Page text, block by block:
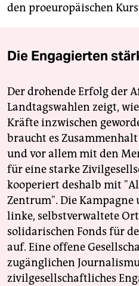
den proeuropäischen
Die Engagierten
Der drohende Erfolg der
Landtagswahlen zeigt,
Kräfte inzwischen
braucht es
und vor allem mit den
für eine starke
kooperiert deshalb mit
Zentrum". Die
linke, selbstverwaltete
solidarischen Fonds für
auf. Eine offene
zugänglichen
zivilgesellschaftliches